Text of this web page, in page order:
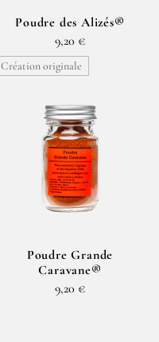
Poudre des Alizés®
9,20 €
Création originale
Poudre Grande
Caravane®
9,20 €